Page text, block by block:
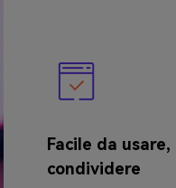
Facile da
condividere